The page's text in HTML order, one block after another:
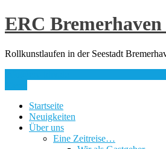
Skip
to
ERC Bremerhaven
Rollkunstlaufen in der Seestadt
Startseite
Neuigkeiten
Über uns
Eine Zeitreise…